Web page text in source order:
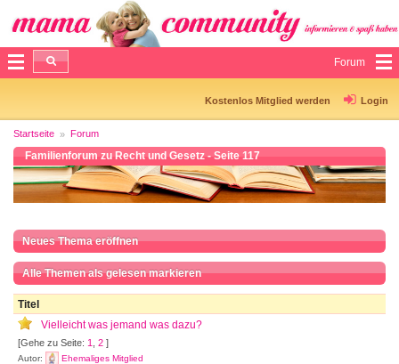
Forum
Kostenlos Mitglied werden Login
Startseite Forum
Familienforum zu Recht und Gesetz - Seite 117
Neues Thema eröffnen
Alle Themen als gelesen markieren
Titel
Vielleicht was jemand was dazu?
[Gehe zu Seite: 1 2 ]
Autor:
Ehemaliges Mitglied